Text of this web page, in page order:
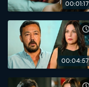
00:01:17
00:04:57